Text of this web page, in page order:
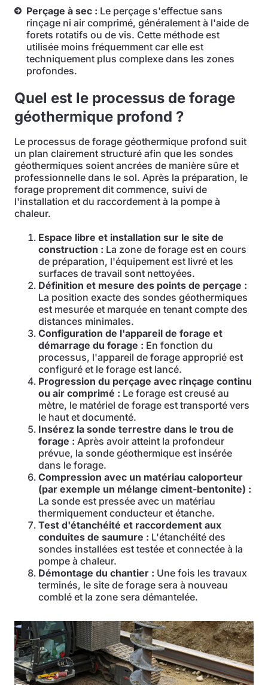
Perçage à sec : Le perçage s'effectue sans
rinçage ni air comprimé, généralement à l'aide de
forets rotatifs ou de vis. Cette méthode est
utilisée moins fréquemment car elle est
techniquement plus complexe dans les zones
profondes.
Quel est le processus de forage
géothermique profond ?
Le processus de forage géothermique profond suit
un plan clairement structuré afin que les sondes
géothermiques soient ancrées de manière sûre et
professionnelle dans le sol. Après la préparation, le
forage proprement dit commence, suivi de
l'installation et du raccordement à la pompe à
chaleur.
Espace libre et installation sur le site de
construction : La zone de forage est en cours
de préparation, l'équipement est livré et les
surfaces de travail sont nettoyées.
Définition et mesure des points de perçage :
La position exacte des sondes géothermiques
est mesurée et marquée en tenant compte des
distances minimales.
Configuration de l'appareil de forage et
démarrage du forage : En fonction du
processus, l'appareil de forage approprié est
configuré et le forage est lancé.
Progression du perçage avec rinçage continu
ou air comprimé : Le forage est creusé au
mètre, le matériel de forage est transporté vers
le haut et documenté.
Insérez la sonde terrestre dans le trou de
forage : Après avoir atteint la profondeur
prévue, la sonde géothermique est insérée
dans le forage.
Compression avec un matériau caloporteur
(par exemple un mélange ciment-bentonite) :
La sonde est pressée avec un matériau
thermiquement conducteur et étanche.
Test d'étanchéité et raccordement aux
conduites de saumure : L'étanchéité des
sondes installées est testée et connectée à la
pompe à chaleur.
Démontage du chantier : Une fois les travaux
terminés, le site de forage sera à nouveau
comblé et la zone sera démantelée.